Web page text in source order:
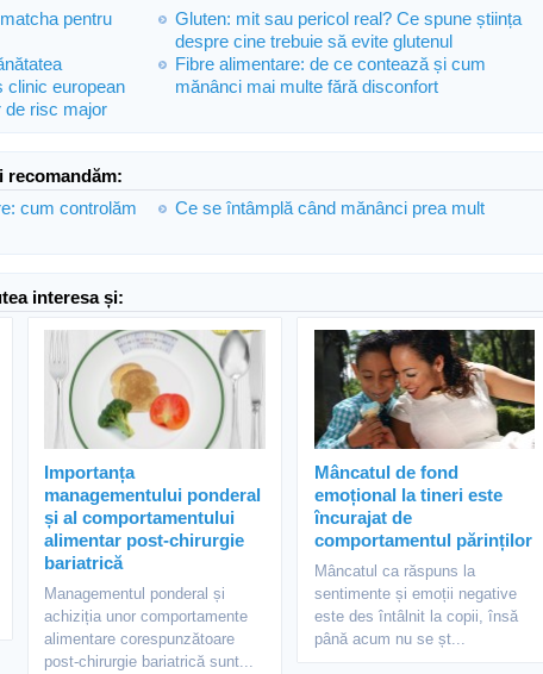
pentru
Gluten: mit sau pericol real? Ce spune știința
despre cine trebuie să evite glutenul
clinic european
de risc major
Fibre alimentare: de ce contează și cum
mănânci mai multe fără disconfort
recomandăm:
cum controlăm
Ce se întâmplă când mănânci prea mult
interesa și:
Importanța
managementului ponderal
și al comportamentului
alimentar post-chirurgie
bariatrică
Managementul ponderal și
achiziția unor comportamente
alimentare corespunzătoare
post-chirurgie bariatrică sunt...
Mâncatul de fond
emoțional la tineri este
încurajat de
comportamentul părinților
Mâncatul ca răspuns la
sentimente și emoții negative
este des întâlnit la copii, însă
până acum nu se șt...